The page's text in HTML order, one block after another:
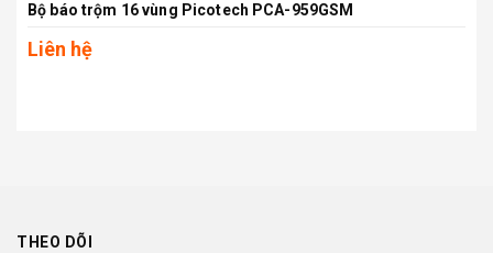
Bộ báo trộm 16 vùng Picotech PCA-959GSM
Liên hệ
THEO DÕI